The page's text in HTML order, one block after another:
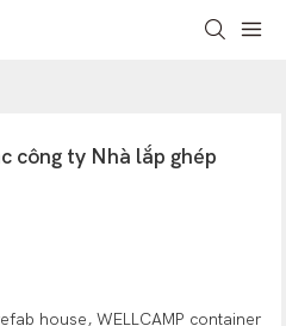
công ty Nhà lắp ghép